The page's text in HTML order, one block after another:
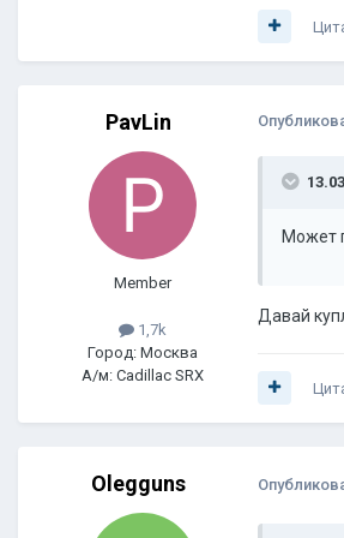
PavLin
Member
1,7k
Город: Москва
А/м: Cadillac SRX
Может
Давай
Olegguns